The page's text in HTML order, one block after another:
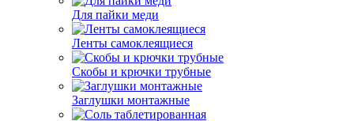
Для пайки меди
Ленты самоклеящиеся
Скобы и крючки трубные
Заглушки монтажные